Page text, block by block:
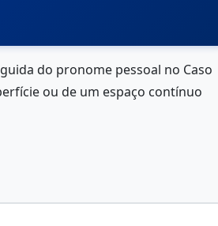
do pronome pessoal no Caso
ou de um espaço contínuo